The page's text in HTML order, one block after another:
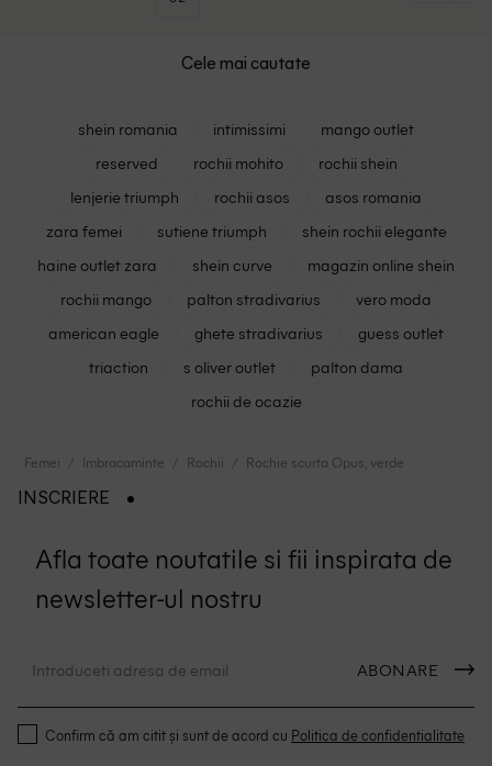
Cele mai cautate
shein romania intimissimi
mango outlet
reserved
rochii mohito
rochii shein
lenjerie triumph
rochii asos
asos romania
zara femei
sutiene triumph
shein rochii elegante
haine outlet zara
shein curve
magazin online shein
rochii mango
palton stradivarius
vero moda
american eagle
ghete stradivarius
guess outlet
triaction
s oliver outlet
palton dama
rochii de ocazie
Femei Imbracaminte Rochii Rochie scurta Opus, verde
INSCRIERE
Afla toate noutatile si fii inspirata de
newsletter-ul nostru
ABONARE
Confirm că am citit și sunt de acord cu Politica de confidentialitate